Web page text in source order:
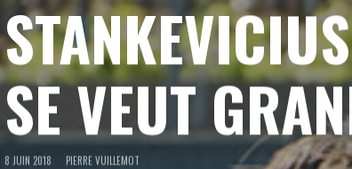
SE VEUT
8 JUIN 2018 PIERRE VUILLEMOT